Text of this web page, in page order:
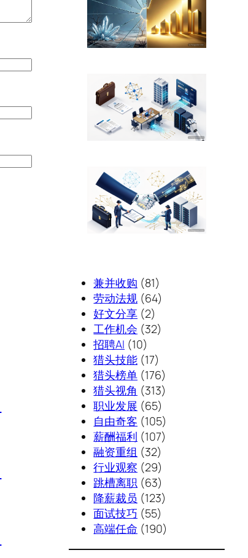
兼并收购 (81)
劳动法规 (64)
好文分享 (2)
工作机会 (32)
招聘AI (10)
猎头技能 (17)
猎头榜单 (176)
猎头视角 (313)
职业发展 (65)
自由奇客 (105)
薪酬福利 (107)
融资重组 (32)
行业观察 (29)
跳槽离职 (63)
降薪裁员 (123)
面试技巧 (55)
高端任命 (190)